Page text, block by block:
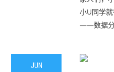
小U同学
——数据分
JUN